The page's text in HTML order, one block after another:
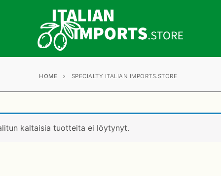
HOME SPECIALTY ITALIAN IMPORTS.STORE
kaltaisia tuotteita ei löytynyt.